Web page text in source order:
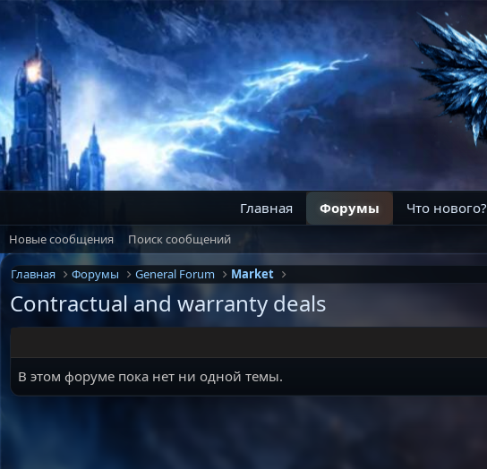
Главная Форумы Что нового?
Новые сообщения Поиск сообщений
Главная Форумы General Forum Market
Contractual and warranty deals
В этом форуме пока нет ни одной темы.